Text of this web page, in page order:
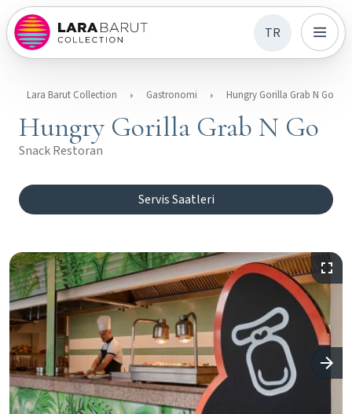
TR
Lara Barut Collection Gastronomi Hungry Gorilla Grab N Go
Hungry Gorilla Grab N Go
Snack Restoran
Servis Saatleri